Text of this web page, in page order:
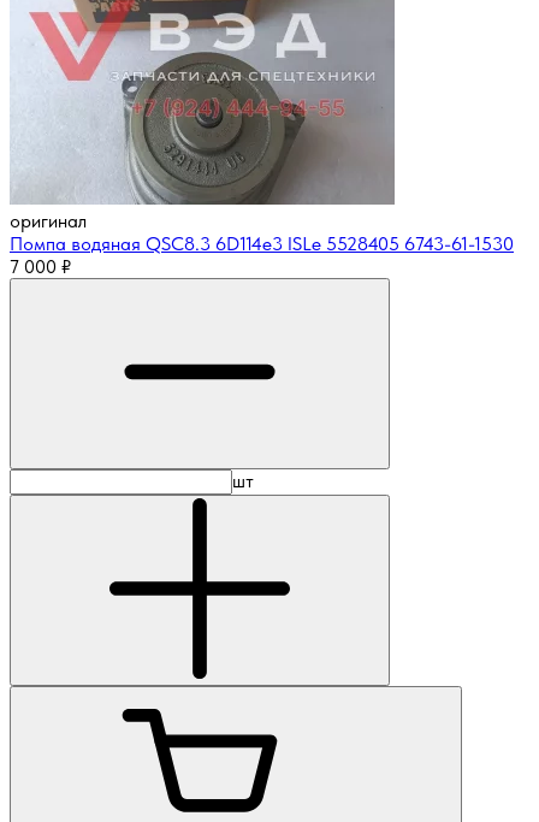
оригинал
Помпа водяная QSC8.3 6D114e3 ISLe 5528405 6743-61-1530
7 000 ₽
шт